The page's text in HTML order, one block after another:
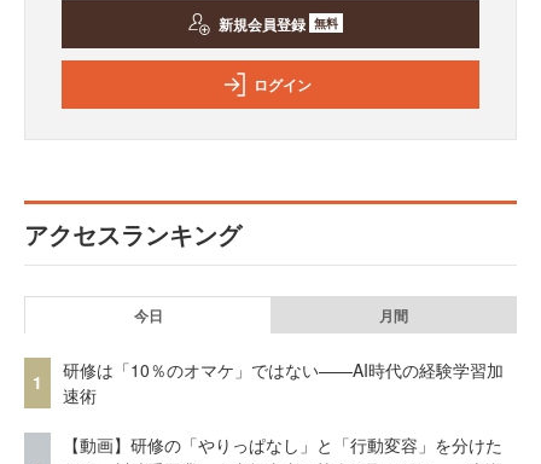
新規会員登録 無料
ログイン
アクセスランキング
今日 月間
1
研修は「10％のオマケ」ではない——AI時代の経験学習加
速術
【動画】研修の「やりっぱなし」と「行動変容」を分けた